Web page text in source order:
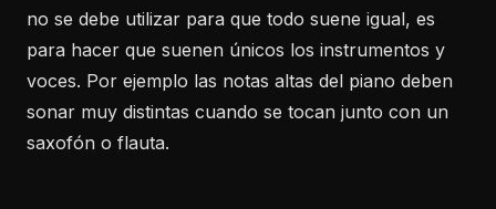
no se debe utilizar para que todo suene igual, es
para hacer que suenen únicos los instrumentos y
voces. Por ejemplo las notas altas del piano deben
sonar muy distintas cuando se tocan junto con un
saxofón o flauta.